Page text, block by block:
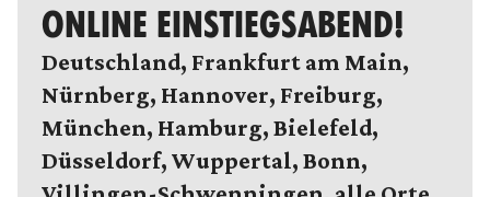
ONLINE EINSTIEGSABEND!
Deutschland, Frankfurt am Main,
Nürnberg, Hannover, Freiburg,
München, Hamburg, Bielefeld,
Düsseldorf, Wuppertal, Bonn,